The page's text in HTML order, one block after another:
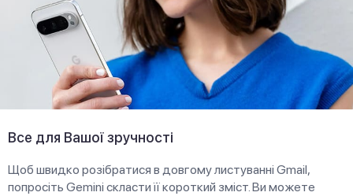
Все для Вашої зручності
Щоб швидко розібратися в довгому листуванні Gmail,
попросіть Gemini скласти її короткий зміст. Ви можете